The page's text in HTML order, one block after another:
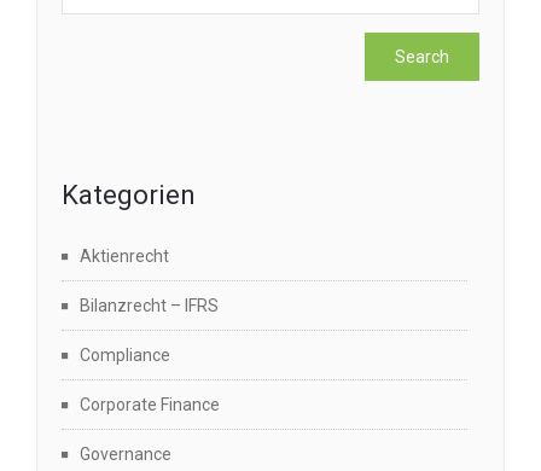
Kategorien
Aktienrecht
Bilanzrecht – IFRS
Compliance
Corporate Finance
Governance